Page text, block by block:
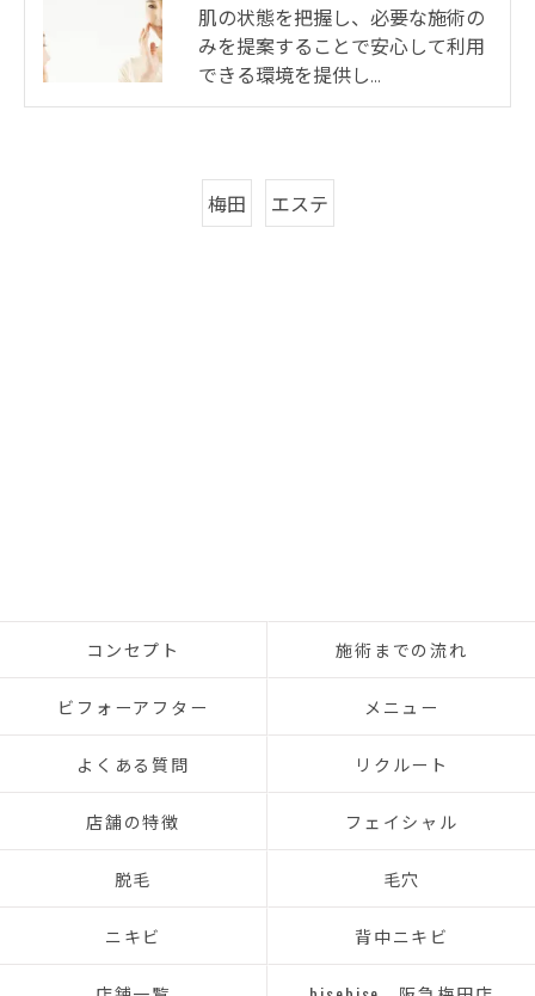
肌の状態を把握し、必要な施術の
みを提案することで安心して利用
できる環境を提供し…
梅田 エステ
コンセプト 施術までの流れ
ビフォーアフター メニュー
よくある質問 リクルート
店舗の特徴 フェイシャル
脱毛 毛穴
ニキビ 背中ニキビ